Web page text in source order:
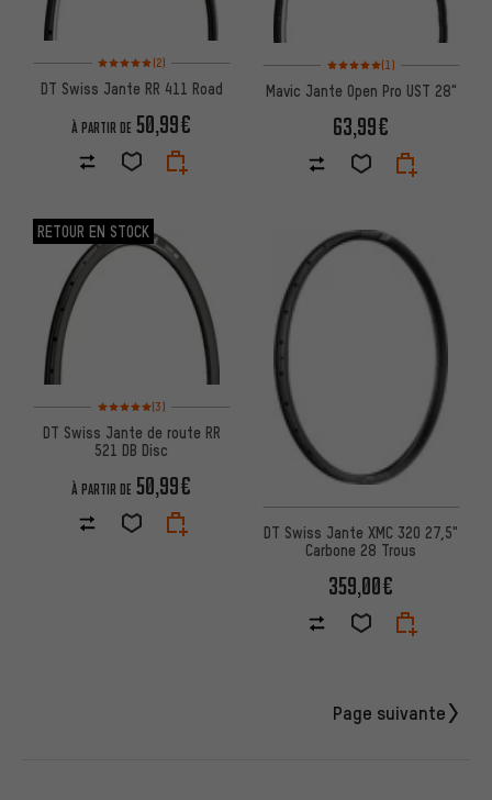
Note moyenne : 5 sur 5 d'après 2 avis
(2)
DT Swiss Jante RR 411 Road
À PARTIR DE 50,99€
Note moyenne : 5 sur 5
(1)
Mavic Jante Open Pro UST 28"
63,99€
RETOUR EN STOCK
Note moyenne : 5 sur 5 d'après 3 avis
(3)
DT Swiss Jante de route RR
521 DB Disc
À PARTIR DE 50,99€
DT Swiss Jante XMC 320 27,5"
Carbone 28 Trous
359,00€
Page suivante